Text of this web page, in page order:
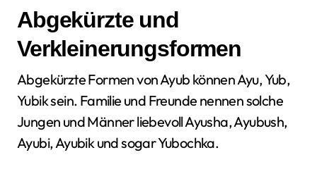
Abgekürzte und
Verkleinerungsformen
Abgekürzte Formen von Ayub können Ayu, Yub,
Yubik sein. Familie und Freunde nennen solche
Jungen und Männer liebevoll Ayusha, Ayubush,
Ayubi, Ayubik und sogar Yubochka.